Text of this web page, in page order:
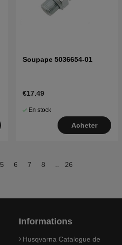
Soupape 5036654-01
€17.49
En stock
Acheter
5 6 7 8 26
Informations
Husqvarna Catalogue de